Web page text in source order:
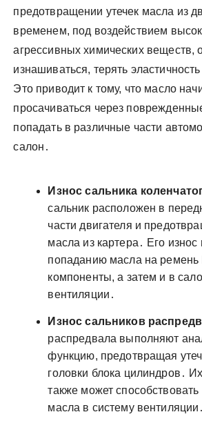
предотвращении утечек масла из
временем, под воздействием
агрессивных химических веществ,
изнашиваться, терять эластичность
Это приводит к тому, что масло
просачиваться через
попадать в различные части
салон․
Износ сальника
сальник расположен в
части двигателя и
масла из картера․ Его
попаданию масла на ремень
компоненты, а затем и в
вентиляции․
Износ сальников
распредвала выполняют
функцию, предотвращая
головки блока цилиндров․
также может
масла в систему вентиляции․